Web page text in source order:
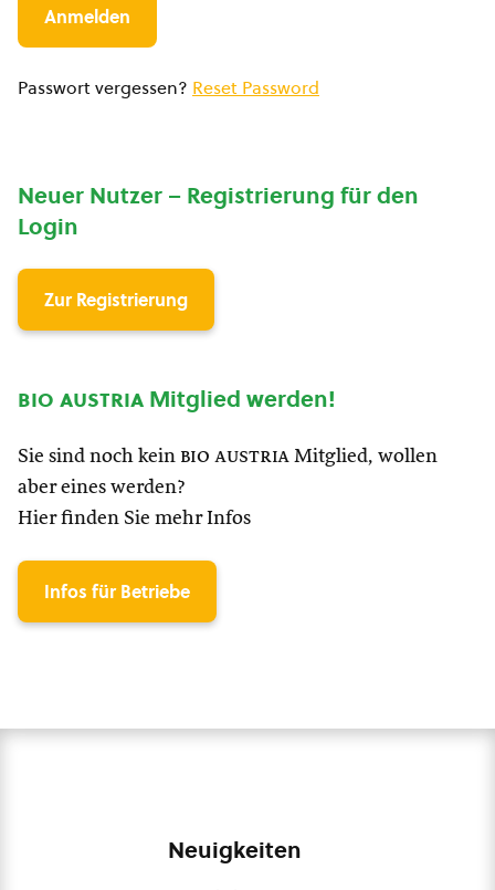
Passwort vergessen? Reset Password
Neuer Nutzer – Registrierung für den
Login
Zur Registrierung
bio austria Mitglied werden!
Sie sind noch kein bio austria Mitglied, wollen
aber eines werden?
Hier finden Sie mehr Infos
Infos für Betriebe
Neuigkeiten